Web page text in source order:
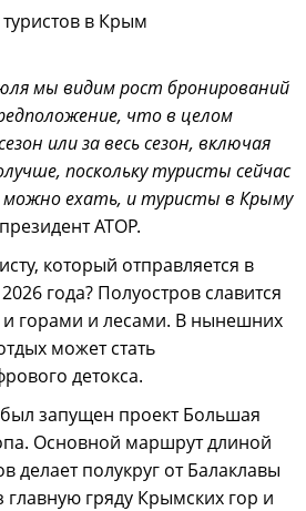
в Крым
мы видим рост бронирований
что в целом
или за весь сезон, включая
поскольку туристы сейчас
ехать, и туристы в Крыму
АТОР.
который отправляется в
года? Полуостров славится
горами и лесами. В нынешних
может стать
детокса.
запущен проект Большая
Основной маршрут длиной
делает полукруг от Балаклавы
гряду Крымских гор и